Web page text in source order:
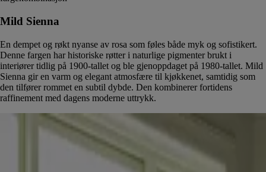
Mild Sienna
En dempet og røkt nyanse av rosa som føles både myk og sofistikert.
Denne fargen har historiske røtter i naturlige pigmenter brukt i
interiører tidlig på 1900-tallet og ble gjenoppdaget på 1980-tallet. Mild
Sienna gir en varm og elegant atmosfære til kjøkkenet, samtidig som
den tilfører rommet en subtil dybde. Den kombinerer fortidens
raffinement med dagens moderne uttrykk.